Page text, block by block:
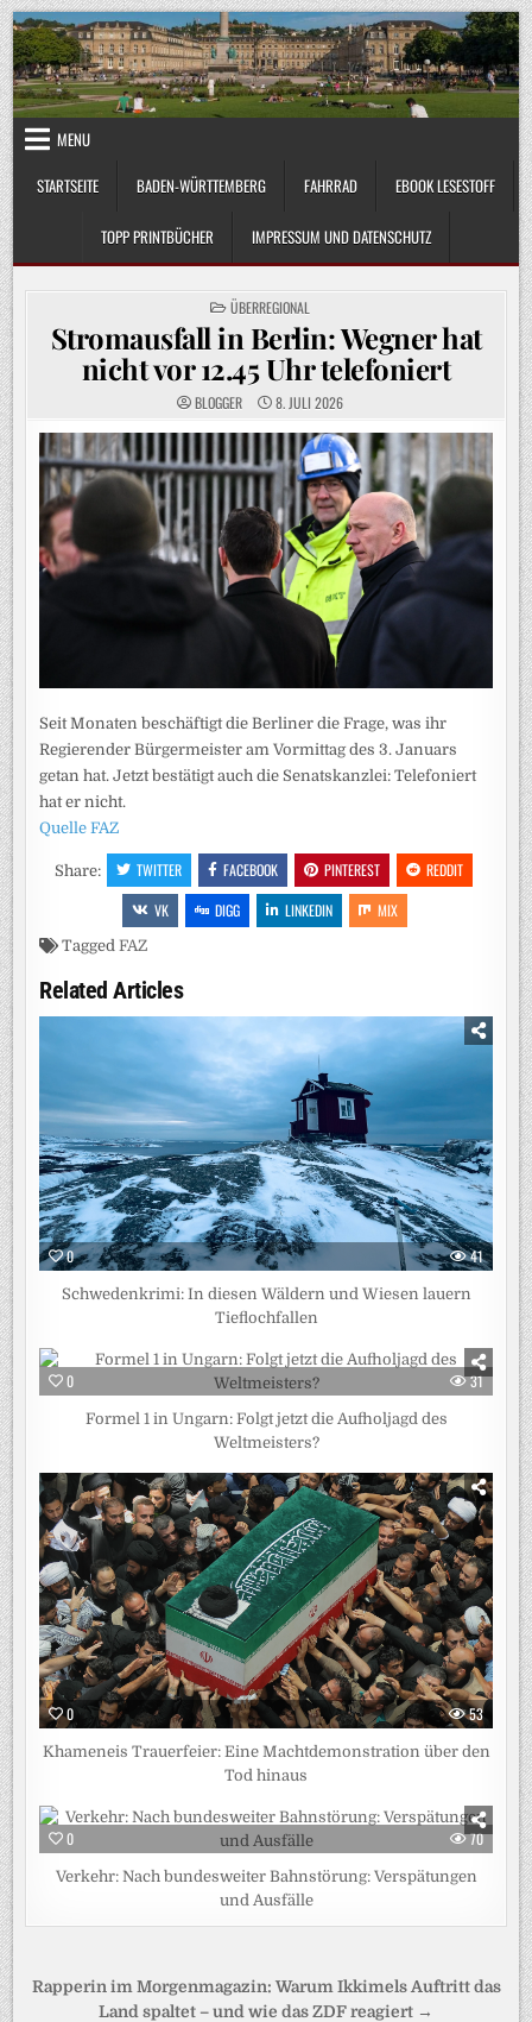
Skip
to
content
MENU
STARTSEITE
BADEN-WÜRTTEMBERG FAHRRAD EBOOK LESESTOFF
TOPP PRINTBÜCHER IMPRESSUM UND DATENSCHUTZ
POSTED
IN
ÜBERREGIONAL
Stromausfall in Berlin: Wegner hat
nicht vor 12.45 Uhr telefoniert
BLOGGER 8. JULI 2026
Seit Monaten beschäftigt die Berliner die Frage, was ihr
Regierender Bürgermeister am Vormittag des 3. Januars
getan hat. Jetzt bestätigt auch die Senatskanzlei: Telefoniert
hat er nicht.
Quelle FAZ
Share: TWITTER FACEBOOK PINTEREST
REDDIT
VK
DIGG LINKEDIN MIX
TaggedFAZ
Related Articles
0 41
Schwedenkrimi: In diesen Wäldern und Wiesen lauern
Tieflochfallen
0 31
Formel 1 in Ungarn: Folgt jetzt die Aufholjagd des
Weltmeisters?
0 53
Khameneis Trauerfeier: Eine Machtdemonstration über den
Tod hinaus
0 70
Verkehr: Nach bundesweiter Bahnstörung: Verspätungen
und Ausfälle
Beitragsnavigation
Rapperin im Morgenmagazin: Warum Ikkimels Auftritt das
Land spaltet – und wie das ZDF reagiert →